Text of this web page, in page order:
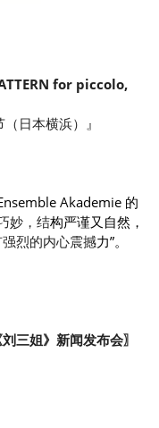
for piccolo,
日本横浜）』
Akademie 的
妙，结构严谨又自然，
烈的内心震撼力”。
三姐》新闻发布会〗